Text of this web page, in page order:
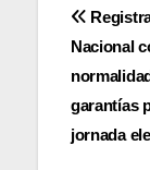
de
Nacional
garantías
jornada